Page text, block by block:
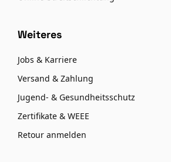
Weiteres
Jobs & Karriere
Versand & Zahlung
Jugend- & Gesundheitsschutz
Zertifikate & WEEE
Retour anmelden